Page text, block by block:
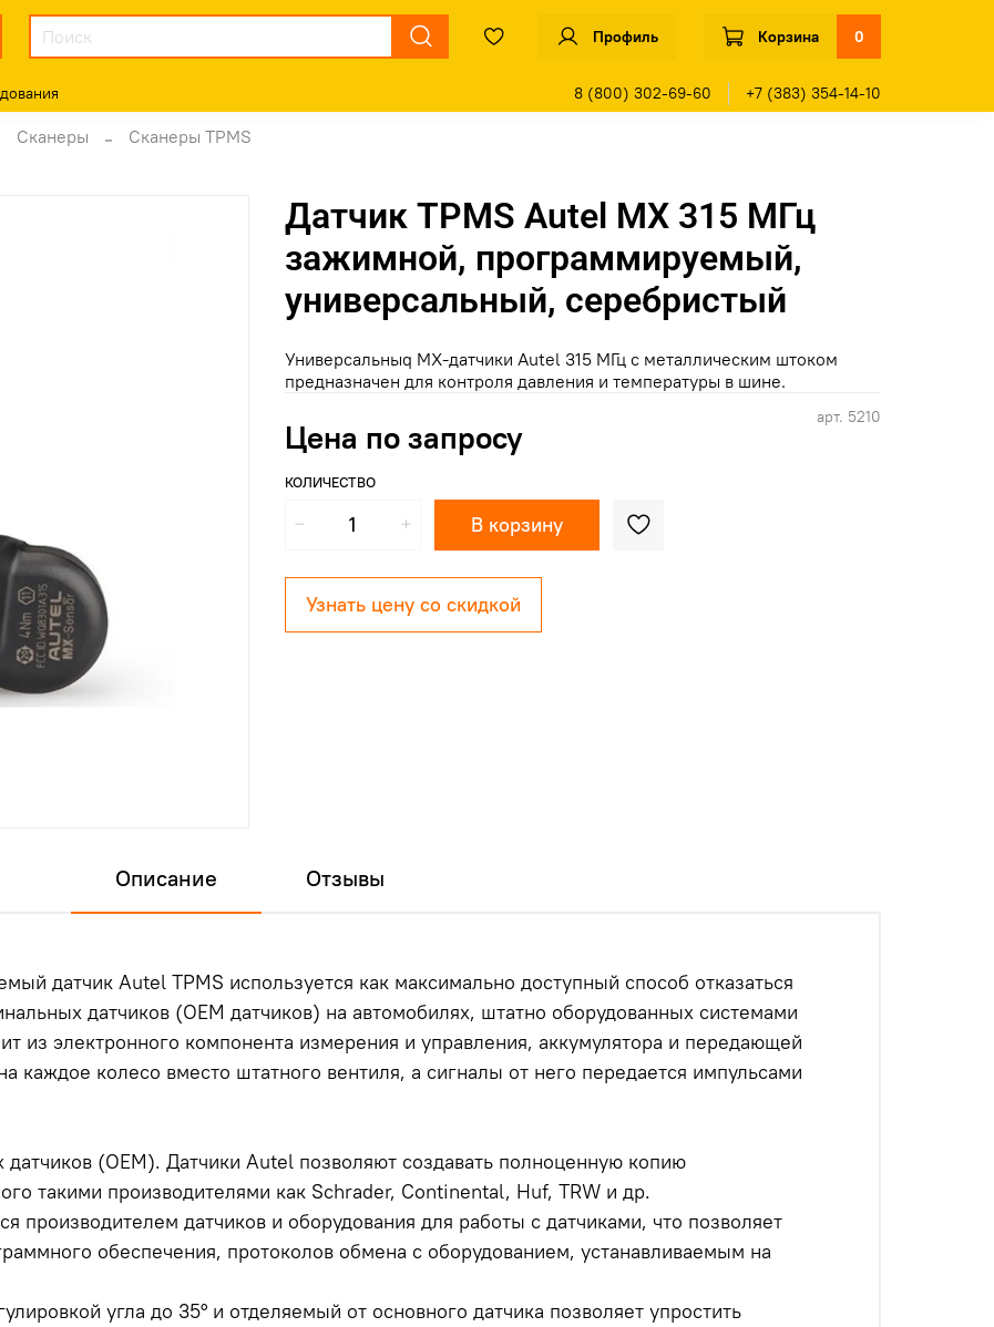
Профиль Корзина 0
8 (800) 302-69-60 +7 (383) 354-14-10
Сканеры Сканеры TPMS
арт. 5210
Датчик TPMS Autel MX 315 МГц
зажимной, программируемый,
универсальный, серебристый
Цена по запросу
КОЛИЧЕСТВО
В корзину
Узнать цену со скидкой
Универсальныq MX-датчики Autel 315 МГц с металлическим штоком
предназначен для контроля давления и температуры в шине.
Описание Отзывы
датчик Autel TPMS используется как максимально доступный способ отказаться
датчиков (OEM датчиков) на автомобилях, штатно оборудованных системами
из электронного компонента измерения и управления, аккумулятора и передающей
каждое колесо вместо штатного вентиля, а сигналы от него передается импульсами
(OEM). Датчики Autel позволяют создавать полноценную копию
такими производителями как Schrader, Continental, Huf, TRW и др.
производителем датчиков и оборудования для работы с датчиками, что позволяет
обеспечения, протоколов обмена с оборудованием, устанавливаемым на
угла до 35° и отделяемый от основного датчика позволяет упростить